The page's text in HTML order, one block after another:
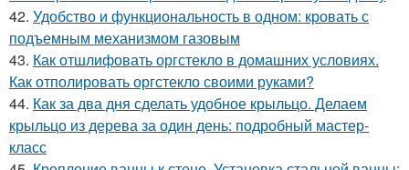
42. Удобство и функциональность в одном: кровать с
подъемным механизмом газовым
43. Как отшлифовать оргстекло в домашних условиях.
Как отполировать оргстекло своими руками?
44. Как за два дня сделать удобное крыльцо. Делаем
крыльцо из дерева за один день: подробный мастер-
класс